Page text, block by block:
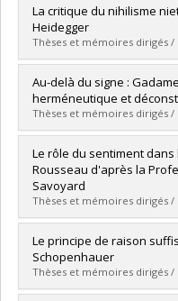
Diplômé(e) : Lalonde,
Cycle :Maîtrise
Diplôme obtenu :M.A.
Lien vers le document
La critique du nihilisme
Heidegger
Thèses et mémoires dirigés /
Diplômé(e) :Malouin,
Cycle :Maîtrise
Diplôme obtenu :M.A.
Lien vers le document
Au-delà du signe :
herméneutique et
Thèses et mémoires dirigés /
Diplômé(e) :Jankovic,
Cycle :Doctorat
Diplôme obtenu :
Lien vers le document
Le rôle du sentiment
Rousseau d'après la
Savoyard
Thèses et mémoires dirigés /
Diplômé(e) :Chahine,
Cycle :Maîtrise
Diplôme obtenu :M.A.
Lien vers le document
Le principe de raison
Schopenhauer
Thèses et mémoires dirigés /